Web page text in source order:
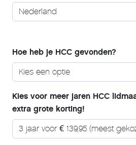
Hoe heb je HCC gevonden?
Kies voor meer jaren HCC
extra grote korting!